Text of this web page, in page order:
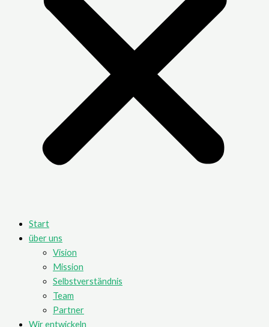
Start
über uns
Vision
Mission
Selbstverständnis
Team
Partner
Wir entwickeln